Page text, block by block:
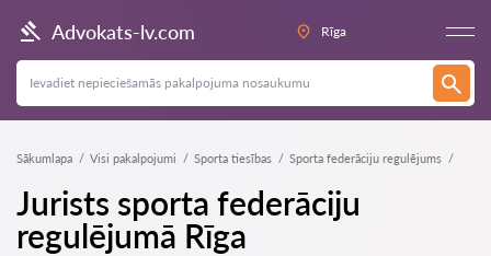
Advokats-lv.com Rīga
Sākumlapa Visi pakalpojumi Sporta tiesības Sporta federāciju regulējums
Jurists sporta federāciju
regulējumā Rīga